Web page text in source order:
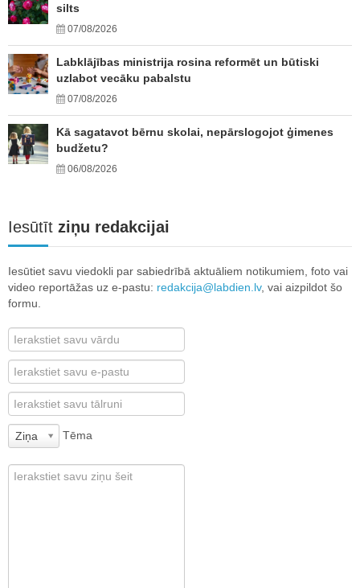
silts
07/08/2026
Labklājības ministrija rosina reformēt un būtiski
uzlabot vecāku pabalstu
07/08/2026
Kā sagatavot bērnu skolai, nepārslogojot ģimenes
budžetu?
06/08/2026
Iesūtīt ziņu redakcijai
Iesūtiet savu viedokli par sabiedrībā aktuāliem notikumiem, foto vai
video reportāžas uz e-pastu: redakcija@labdien.lv, vai aizpildot šo
formu.
Ziņa Tēma